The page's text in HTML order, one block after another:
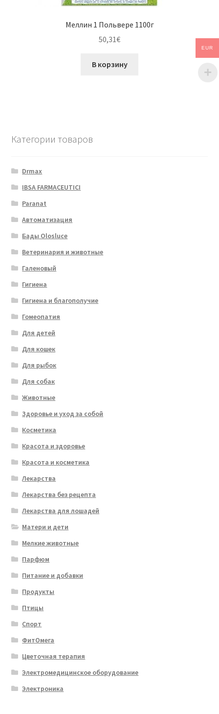
Меллин 1 Польвере 1100г
50,31€
В корзину
Категории товаров
Drmax
IBSA FARMACEUTICI
Paranat
Автоматизация
Бады Olosluce
Ветеринария и животные
Галеновый
Гигиена
Гигиена и благополучие
Гомеопатия
Для детей
Для кошек
Для рыбок
Для собак
Животные
Здоровье и уход за собой
Косметика
Красота и здоровье
Красота и косметика
Лекарства
Лекарства без рецепта
Лекарства для лошадей
Матери и дети
Мелкие животные
Парфюм
Питание и добавки
Продукты
Птицы
Спорт
ФитОмега
Цветочная терапия
Электромедицинское оборудование
Электроника
EUR